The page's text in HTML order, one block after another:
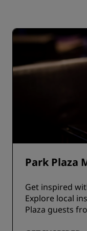
Park Plaza
Get inspired
Explore local
Plaza guests